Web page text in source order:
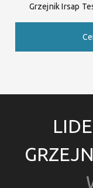
Grzejnik Irsap